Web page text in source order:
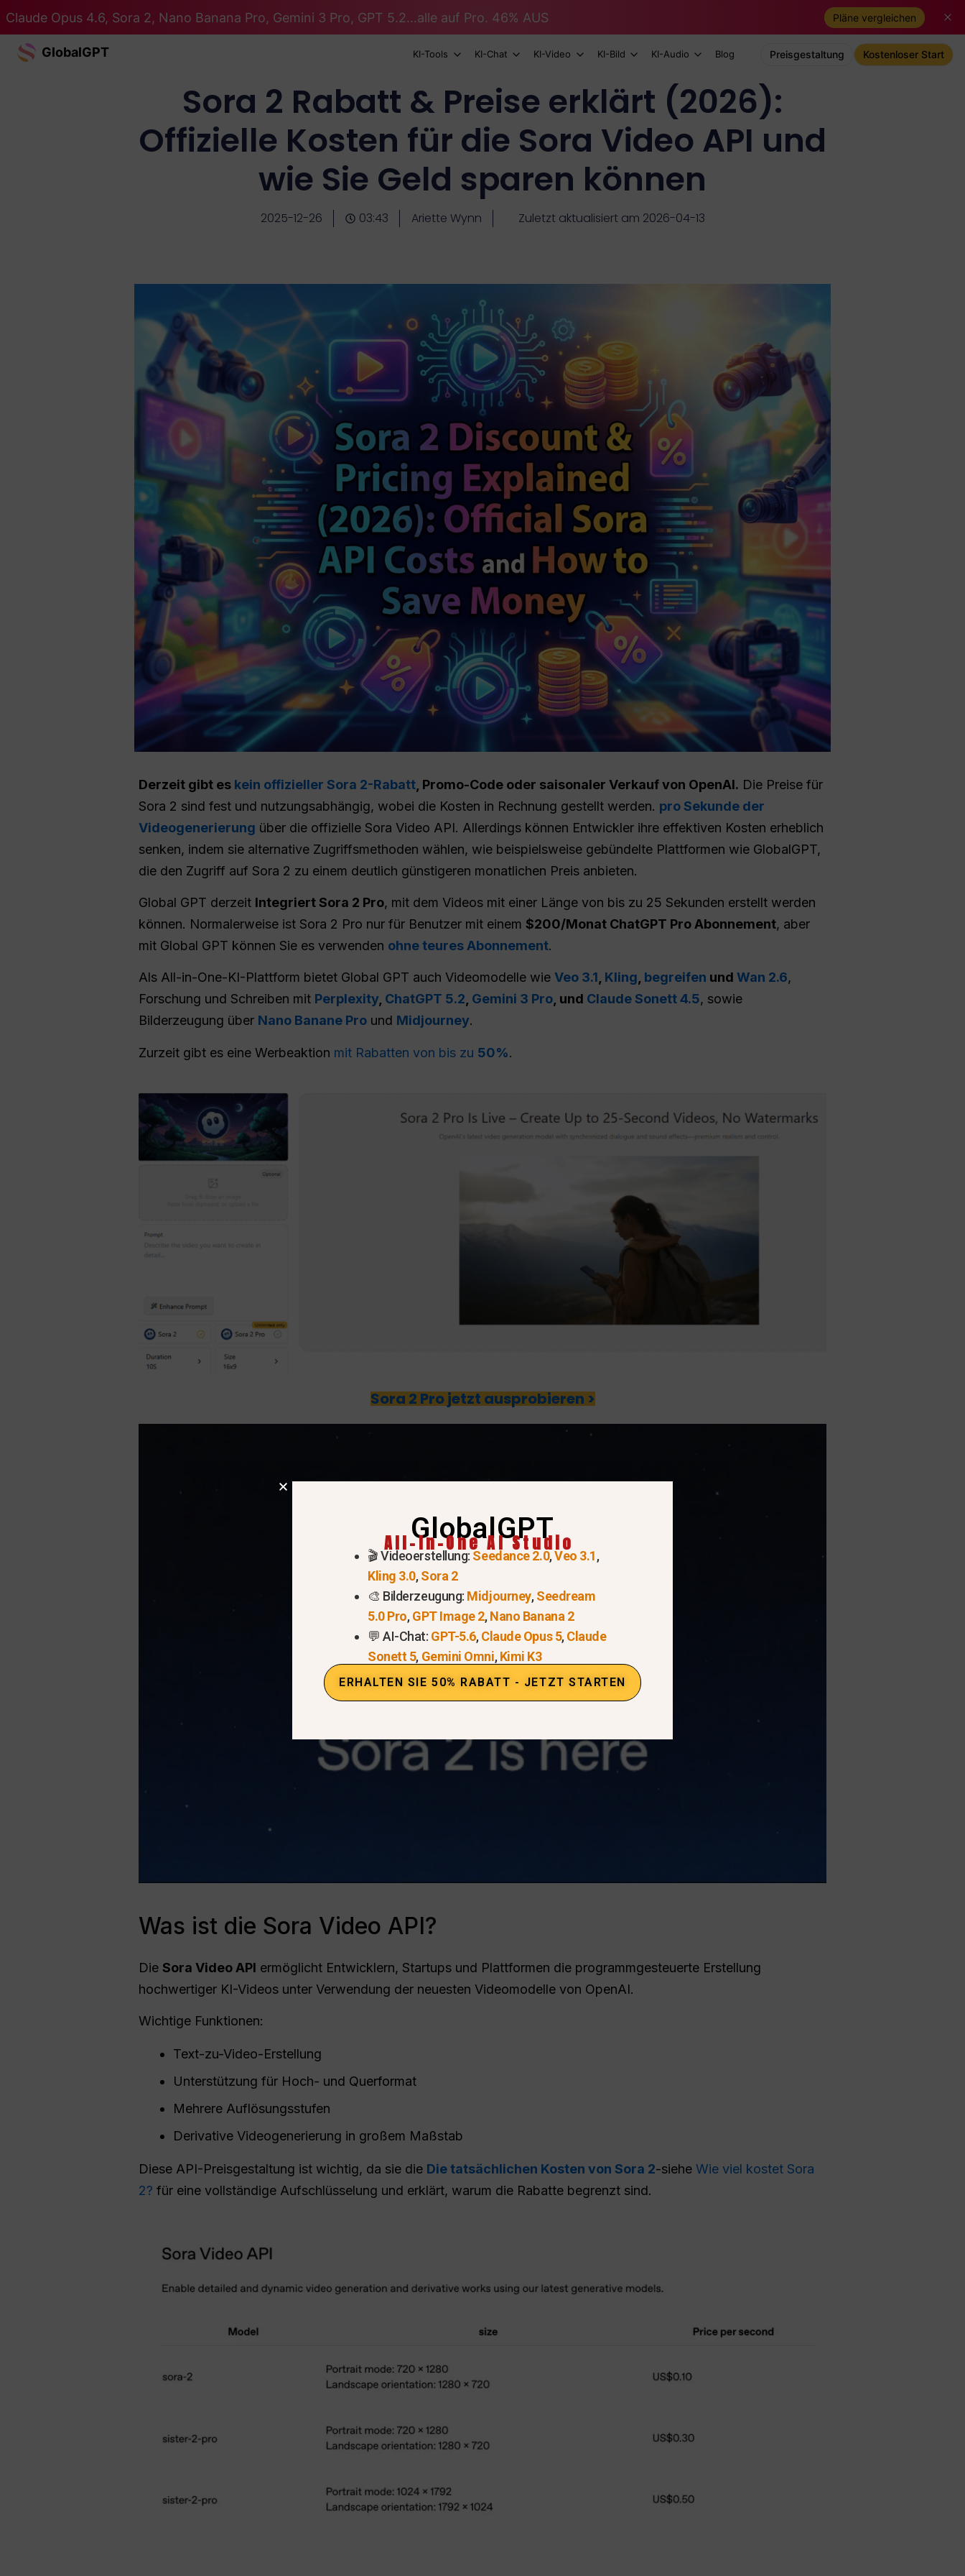
Claude Opus 4.6, Sora 2, Nano Banana Pro, Gemini 3 Pro, GPT 5.2...alle auf Pro. 46% AUS Pläne vergleichen
GlobalGPT KI-Tools KI-Chat KI-Video KI-Bild KI-Audio Blog Preisgestaltung Kostenloser Start
Sora 2 Rabatt & Preise erklärt (2026):
Offizielle Kosten für die Sora Video API und
wie Sie Geld sparen können
2025-12-26 03:43 Ariette Wynn Zuletzt aktualisiert am 2026-04-13
Derzeit gibt es kein offizieller Sora 2-Rabatt , Promo-Code oder saisonaler Verkauf von OpenAI. Die Preise für
Sora 2 sind fest und nutzungsabhängig, wobei die Kosten in Rechnung gestellt werden. pro Sekunde der
Videogenerierung über die offizielle Sora Video API. Allerdings können Entwickler ihre effektiven Kosten erheblich
senken, indem sie alternative Zugriffsmethoden wählen, wie beispielsweise gebündelte Plattformen wie GlobalGPT,
die den Zugriff auf Sora 2 zu einem deutlich günstigeren monatlichen Preis anbieten.
Global GPT derzeit Integriert Sora 2 Pro, mit dem Videos mit einer Länge von bis zu 25 Sekunden erstellt werden
können. Normalerweise ist Sora 2 Pro nur für Benutzer mit einem $200/Monat ChatGPT Pro Abonnement, aber
mit Global GPT können Sie es verwenden ohne teures Abonnement.
Als All-in-One-KI-Plattform bietet Global GPT auch Videomodelle wie Veo 3.1, Kling, begreifen und Wan 2.6,
Forschung und Schreiben mit Perplexity, ChatGPT 5.2, Gemini 3 Pro, und Claude Sonett 4.5, sowie
Bilderzeugung über Nano Banane Pro und Midjourney.
Zurzeit gibt es eine Werbeaktion mit Rabatten von bis zu 50%.
Sora 2 Pro jetzt ausprobieren >
Was ist die Sora Video API?
Die Sora Video API ermöglicht Entwicklern, Startups und Plattformen die programmgesteuerte Erstellung
hochwertiger KI-Videos unter Verwendung der neuesten Videomodelle von OpenAI.
Wichtige Funktionen:
Text-zu-Video-Erstellung
Unterstützung für Hoch- und Querformat
Mehrere Auflösungsstufen
Derivative Videogenerierung in großem Maßstab
Diese API-Preisgestaltung ist wichtig, da sie die Die tatsächlichen Kosten von Sora 2-siehe Wie viel kostet Sora
2? für eine vollständige Aufschlüsselung und erklärt, warum die Rabatte begrenzt sind.
GlobalGPT
All-In-One AI Studio
🎬 Videoerstellung: Seedance 2.0,Veo 3.1,
Kling 3.0,Sora 2
🎨 Bilderzeugung: Midjourney,Seedream
5.0 Pro,GPT Image 2,Nano Banana 2
💬 AI-Chat: GPT-5.6,Claude Opus 5,Claude
Sonett 5, Gemini Omni,Kimi K3
ERHALTEN SIE 50% RABATT - JETZT STARTEN